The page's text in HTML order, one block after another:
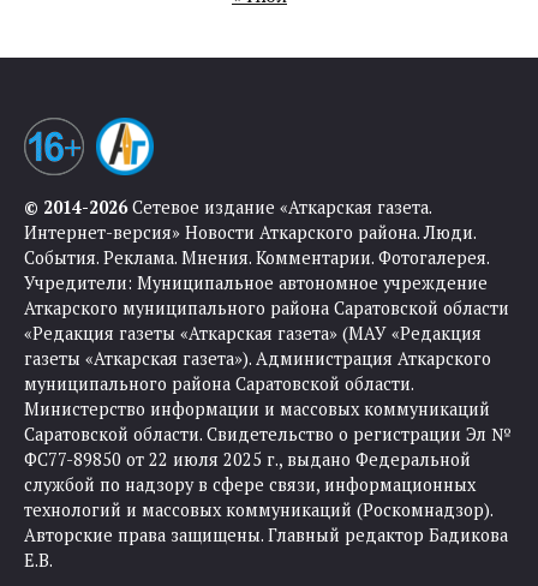
© 2014-2026Сетевое издание «Аткарская газета.
Интернет-версия» Новости Аткарского района. Люди.
События. Реклама. Мнения. Комментарии. Фотогалерея.
Учредители: Муниципальное автономное учреждение
Аткарского муниципального района Саратовской области
«Редакция газеты «Аткарская газета» (МАУ «Редакция
газеты «Аткарская газета»). Администрация Аткарского
муниципального района Саратовской области.
Министерство информации и массовых коммуникаций
Саратовской области. Свидетельство о регистрации Эл №
ФС77-89850 от 22 июля 2025 г., выдано Федеральной
службой по надзору в сфере связи, информационных
технологий и массовых коммуникаций (Роскомнадзор).
Авторские права защищены. Главный редактор Бадикова
Е.В.